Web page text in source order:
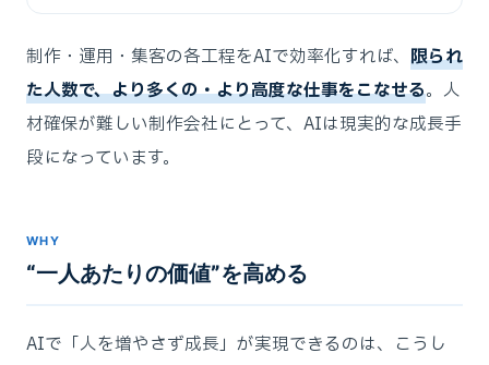
制作・運用・集客の各工程をAIで効率化すれば、 限られ
た人数で、より多くの・より高度な仕事をこなせる。人
材確保が難しい制作会社にとって、AIは現実的な成長手
段になっています。
WHY
“一人あたりの価値”を高める
AIで「人を増やさず成長」が実現できるのは、こうし